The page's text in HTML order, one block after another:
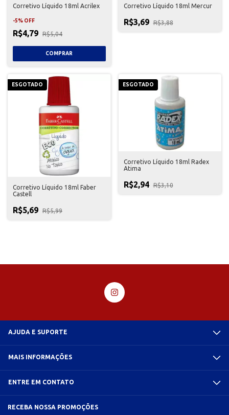
Corretivo Líquido 18ml Acrilex
-5% OFF
R$4,79 R$5,04
Corretivo Líquido 18ml Mercur
R$3,69 R$3,88
ESGOTADO
Corretivo Líquido 18ml Faber
Castell
R$5,69 R$5,99
ESGOTADO
Corretivo Líquido 18ml Radex
Atima
R$2,94 R$3,10
AJUDA E SUPORTE
MAIS INFORMAÇÕES
ENTRE EM CONTATO
RECEBA NOSSA PROMOÇÕES